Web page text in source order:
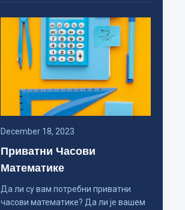
December 18, 2023
Приватни Часови
Математике
Да ли су вам потребни приватни
часови математике? Да ли је вашем